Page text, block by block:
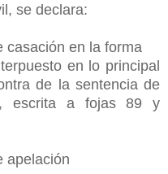
se declara:
en la forma
en lo principal
de la sentencia de
escrita a fojas 89 y